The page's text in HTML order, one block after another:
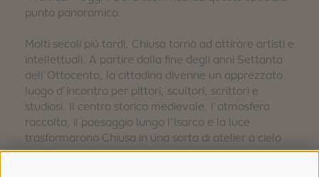
punto panoramico.
Molti secoli più tardi, Chiusa tornò ad attirare artisti e
intellettuali. A partire dalla fine degli anni Settanta
dell’Ottocento, la cittadina divenne un apprezzato
luogo d’incontro per pittori, scultori, scrittori e
studiosi. Il centro storico medievale, l’atmosfera
raccolta, il paesaggio lungo l’Isarco e la luce
trasformarono Chiusa in una sorta di atelier a cielo
aperto.